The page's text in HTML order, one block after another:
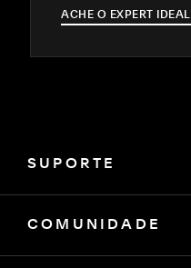
ACHE O EXPERT IDEAL
→
SUPORTE
COMUNIDADE